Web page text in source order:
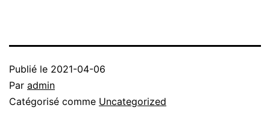
Publié le 2021-04-06
Par admin
Catégorisé comme Uncategorized